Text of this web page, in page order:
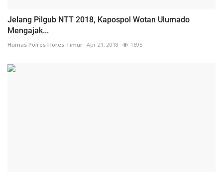
Jelang Pilgub NTT 2018, Kapospol Wotan Ulumado
Mengajak...
Humas Polres Flores Timur Apr 21, 2018 1695